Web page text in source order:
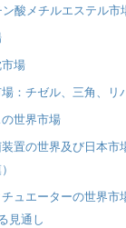
酸メチルエステル市
場
：チゼル、三角、リ
世界市場
置の世界及び日本
ュエーターの世界
見通し